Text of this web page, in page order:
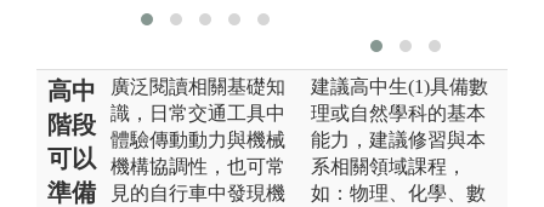
高中
階段
可以
準備
廣泛閱讀相關基礎知
識，日常交通工具中
體驗傳動動力與機械
機構協調性，也可常
見的自行車中發現機
建議高中生(1)具備數
理或自然學科的基本
能力，建議修習與本
系相關領域課程，
如：物理、化學、數